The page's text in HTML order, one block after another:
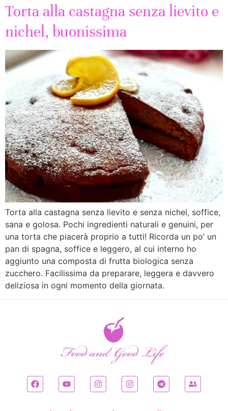
Torta alla castagna senza lievito e
nichel, buonissima
Torta alla castagna senza lievito e senza nichel, soffice,
sana e golosa. Pochi ingredienti naturali e genuini, per
una torta che piacerà proprio a tutti! Ricorda un po’ un
pan di spagna, soffice e leggero, al cui interno ho
aggiunto una composta di frutta biologica senza
zucchero. Facilissima da preparare, leggera e davvero
deliziosa in ogni momento della giornata.